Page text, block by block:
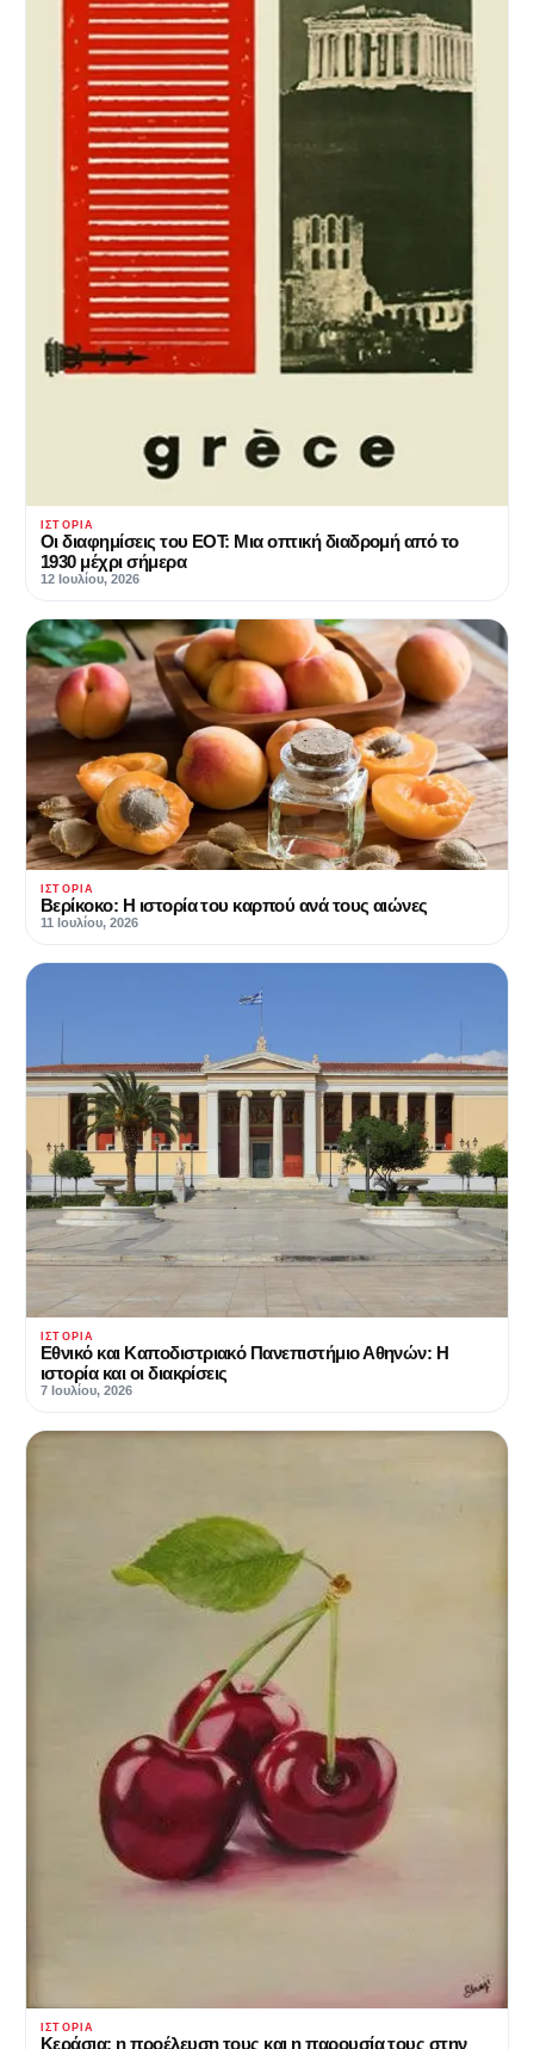
ΙΣΤΟΡΊΑ
Οι διαφημίσεις του ΕΟΤ: Μια οπτική διαδρομή από το
1930 μέχρι σήμερα
12 Ιουλίου, 2026
ΙΣΤΟΡΊΑ
Βερίκοκο: Η ιστορία του καρπού ανά τους αιώνες
11 Ιουλίου, 2026
ΙΣΤΟΡΊΑ
Εθνικό και Καποδιστριακό Πανεπιστήμιο Αθηνών: Η
ιστορία και οι διακρίσεις
7 Ιουλίου, 2026
ΙΣΤΟΡΊΑ
Κεράσια: η προέλευση τους και η παρουσία τους στην